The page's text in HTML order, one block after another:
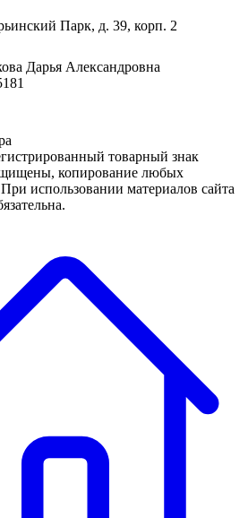
Парк, д. 39, корп. 2
Дарья Александровна
товарный знак
копирование любых
использовании материалов сайта